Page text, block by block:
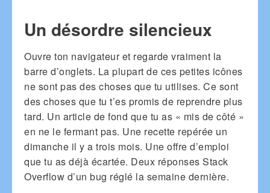
Un désordre silencieux
Ouvre ton navigateur et regarde vraiment la
barre d’onglets. La plupart de ces petites icônes
ne sont pas des choses que tu utilises. Ce sont
des choses que tu t’es promis de reprendre plus
tard. Un article de fond que tu as « mis de côté »
en ne le fermant pas. Une recette repérée un
dimanche il y a trois mois. Une offre d’emploi
que tu as déjà écartée. Deux réponses Stack
Overflow d’un bug réglé la semaine dernière.